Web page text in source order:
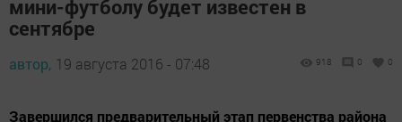
мини-футболу будет известен в
сентябре
автор, 19 августа 2016 - 07:48 918 0 0
Завершился предварительный этап первенства района